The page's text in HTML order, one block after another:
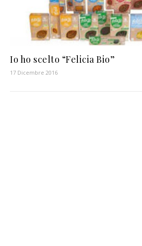
Io ho scelto “Felicia Bio”
17 Dicembre 2016